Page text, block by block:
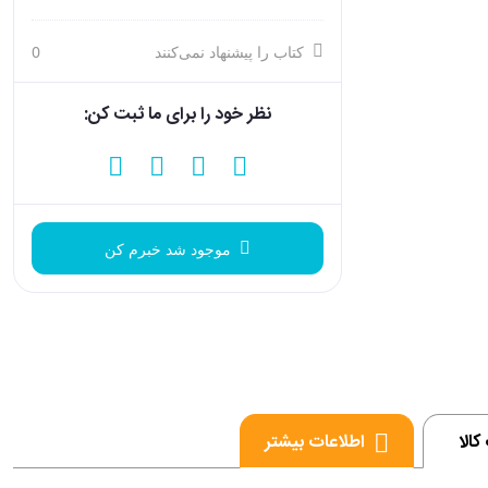
کتاب را پیشنهاد نمی‌کنند 0
نظر خود را برای ما ثبت کن:
موجود شد خبرم کن
اطلاعات بیشتر